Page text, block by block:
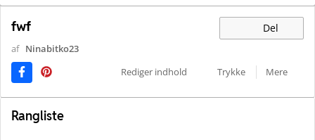
fwf Del
af Ninabitko23
Rediger indhold
Trykke Mere
Rangliste